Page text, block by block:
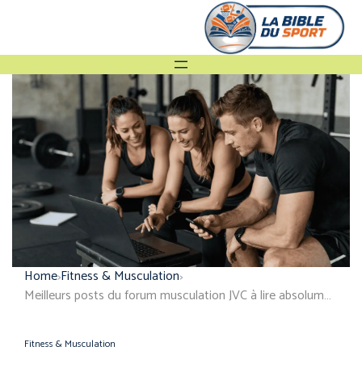
HomeFitness & Musculation
Meilleurs posts du forum musculation JVC à lire absolument
Fitness & Musculation